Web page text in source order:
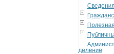
деление